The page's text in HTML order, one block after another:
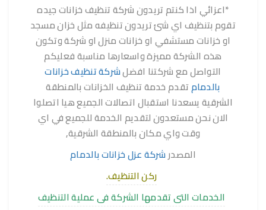
*اعزائي اذا كنتم تريدون شركة تنظيف خزانات جيده
تقوم بتنظيف اي شئ تريدون تنظيفه مثل خزان مسجد
او خزانات مستشفي او خزانات منزل او شركة وتكون
هذه الشركة مميزة واسعارها مناسبة فعليكم
التواصل مع شركتنا افضلشركة تنظيف خزانات
بالدمامتقدم خدمة تنظيف الخزانات بالمنطقة
الشرقية يسعدنا استقبال اتصالات الجميع هيا اتصلوا
الان نحن مستعدون لتقديم الخدمة للجميع في اي
وقت واي مكان بالمنطقة الشرقية,
المصدرشركة عزل خزانات بالدمام
ركن التنظيف.
الخدمات التى تقدمها الشركة فى عملية التنظيف